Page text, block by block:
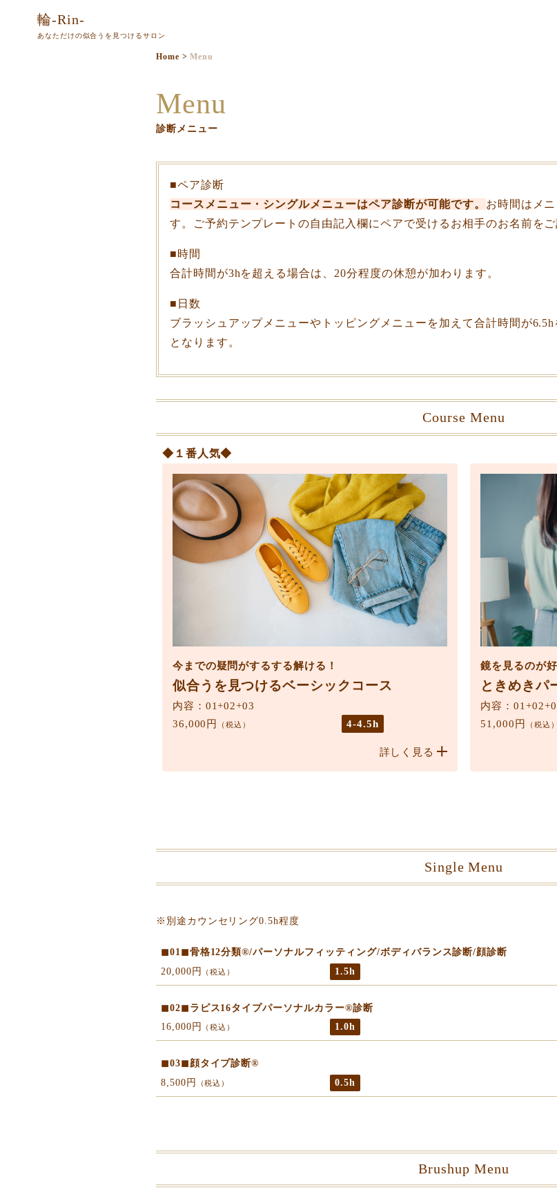
輪-Rin-
あなただけの似合うを見つけるサロン
Home >Menu
Menu
診断メニュー
■ペア診断
コースメニュー・シングルメニューはペア診断が可能です。 お時間はメ
す。ご予約テンプレートの自由記入欄にペアで受けるお相手のお名前をご
■時間
合計時間が3hを超える場合は、20分程度の休憩が加わります。
■日数
ブラッシュアップメニューやトッピングメニューを加えて合計時間が
となります。
Course Menu
◆１番人気◆
今までの疑問がするする解ける！
似合うを見つけるベーシックコース
内容：01+02+03
36,000円
（税込） 4-4.5h
詳しく見る
鏡を見るのが
ときめきパ
内容：
51,000円
（税込）
Single Menu
※別途カウンセリング0.5h程度
◼︎01◼︎骨格12分類®︎/パーソナルフィッティング/ボディバランス診断/顔診断
20,000円
（税込） 1.5h
◼︎02◼︎ラピス16タイプパーソナルカラー®︎診断
16,000円
（税込） 1.0h
◼︎03◼︎顔タイプ診断®︎
8,500円
（税込） 0.5h
Brushup Menu